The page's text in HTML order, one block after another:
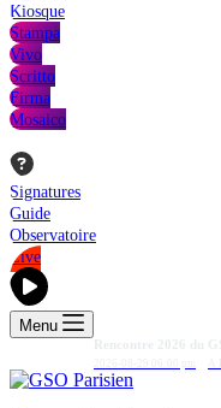
Kiosque
Stampa
Vivo
Scritto
Firma
Mosaico
Signatures
Guide
Observatoire
Live
Menu